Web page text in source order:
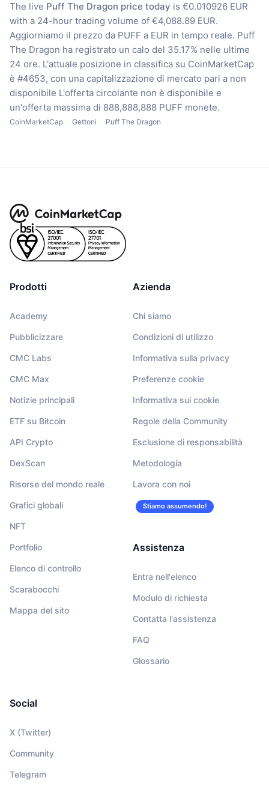
The live Puff The Dragon price today is €0.010926 EUR
with a 24-hour trading volume of €4,088.89 EUR.
Aggiorniamo il prezzo da PUFF a EUR in tempo reale. Puff
The Dragon ha registrato un calo del 35.17% nelle ultime
24 ore. L'attuale posizione in classifica su CoinMarketCap
è #4653, con una capitalizzazione di mercato pari a non
disponibile L'offerta circolante non è disponibile e
un'offerta massima di 888,888,888 PUFF monete.
CoinMarketCap Gettoni Puff The Dragon
Prodotti
Academy
Pubblicizzare
CMC Labs
CMC Max
Notizie principali
ETF su Bitcoin
API Crypto
DexScan
Risorse del mondo reale
Grafici globali
NFT
Portfolio
Elenco di controllo
Scarabocchi
Mappa del sito
Azienda
Chi siamo
Condizioni di utilizzo
Informativa sulla privacy
Preferenze cookie
Informativa sui cookie
Regole della Community
Esclusione di responsabilità
Metodologia
Lavora con noi
Stiamo assumendo!
Assistenza
Entra nell'elenco
Modulo di richiesta
Contatta l'assistenza
FAQ
Glossario
Social
X (Twitter)
Community
Telegram